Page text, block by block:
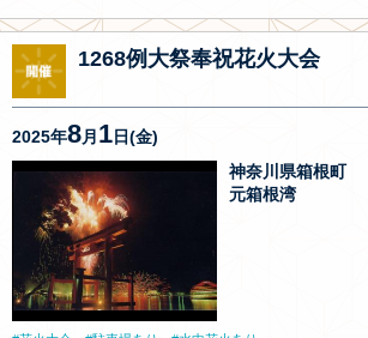
1268例大祭奉祝花火大会
2025年8月 1日(金)
神奈川県箱根町
元箱根湾